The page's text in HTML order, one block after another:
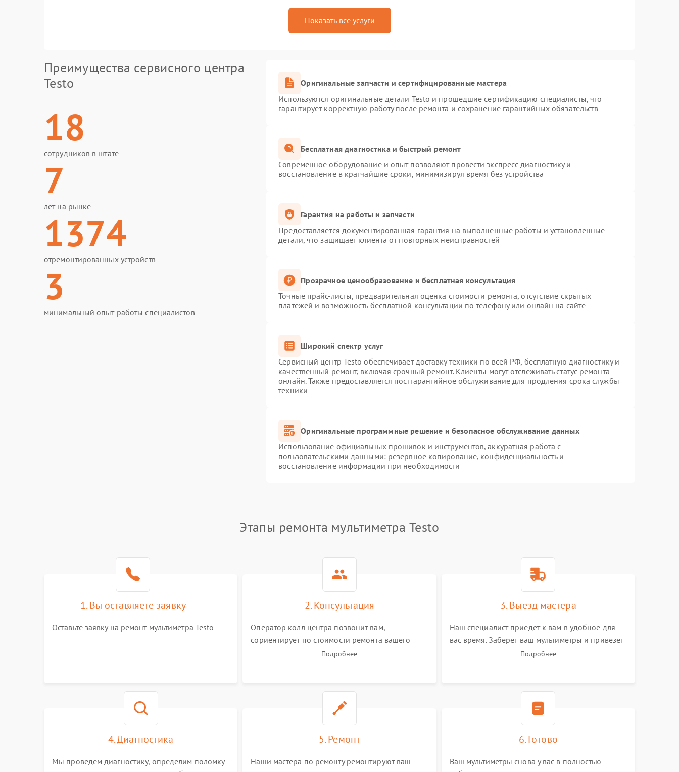
Показать все услуги
Преимущества сервисного центра
Testo
18
сотрудников в штате
7
лет на рынке
1374
отремонтированных устройств
3
минимальный опыт работы специалистов
Оригинальные запчасти и сертифицированные мастера
Используются оригинальные детали Testo и прошедшие сертификацию специалисты, что
гарантирует корректную работу после ремонта и сохранение гарантийных обязательств
Бесплатная диагностика и быстрый ремонт
Современное оборудование и опыт позволяют провести экспресс-диагностику и
восстановление в кратчайшие сроки, минимизируя время без устройства
Гарантия на работы и запчасти
Предоставляется документированная гарантия на выполненные работы и установленные
детали, что защищает клиента от повторных неисправностей
Прозрачное ценообразование и бесплатная консультация
Точные прайс-листы, предварительная оценка стоимости ремонта, отсутствие скрытых
платежей и возможность бесплатной консультации по телефону или онлайн на сайте
Широкий спектр услуг
Сервисный центр Testo обеспечивает доставку техники по всей РФ, бесплатную диагностику и
качественный ремонт, включая срочный ремонт. Клиенты могут отслеживать статус ремонта
онлайн. Также предоставляется постгарантийное обслуживание для продления срока службы
техники
Оригинальные программные решение и безопасное обслуживание данных
Использование официальных прошивок и инструментов, аккуратная работа с
пользовательскими данными: резервное копирование, конфиденциальность и
восстановление информации при необходимости
Этапы ремонта мультиметра Testo
1. Вы оставляете заявку
Оставьте заявку на ремонт мультиметра Testo
2. Консультация
Оператор колл центра позвонит вам,
сориентирует по стоимости ремонта вашего
мультиметра а также ответит на все ваши
Подробнее
3. Выезд мастера
Наш специалист приедет к вам в удобное для
вас время. Заберет ваш мультиметры и привезет
на склад для диагностики.
Подробнее
4. Диагностика
Мы проведем диагностику, определим поломку
5. Ремонт
Наши мастера по ремонту ремонтируют ваш
6. Готово
Ваш мультиметры снова у вас в полностью